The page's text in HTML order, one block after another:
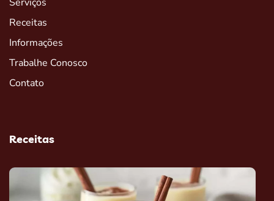
Receitas
Informações
Trabalhe Conosco
Contato
Receitas